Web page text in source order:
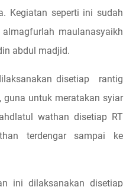
Kegiatan seperti ini sudah
maulanasyaikh
abdul madjid.
disetiap
rantig
guna untuk meratakan syiar
wathan disetiap RT
terdengar sampai ke
ini dilaksanakan disetiap